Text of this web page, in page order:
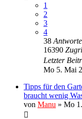
1
2
3
4
38
16390
Letzter
Mo 5. Mai
Tipps für den
braucht wenig
von Manu » Mo